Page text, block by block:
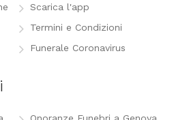
Scarica l'app
Termini e Condizioni
Funerale Coronavirus
Onoranze Funebri a Genova